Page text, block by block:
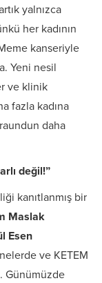
yalnızca
her kadının
kanseriyle
Yeni nesil
ve klinik
fazla kadına
daha
değil!”
kanıtlanmış bir
Maslak
Esen
ve KETEM
Günümüzde